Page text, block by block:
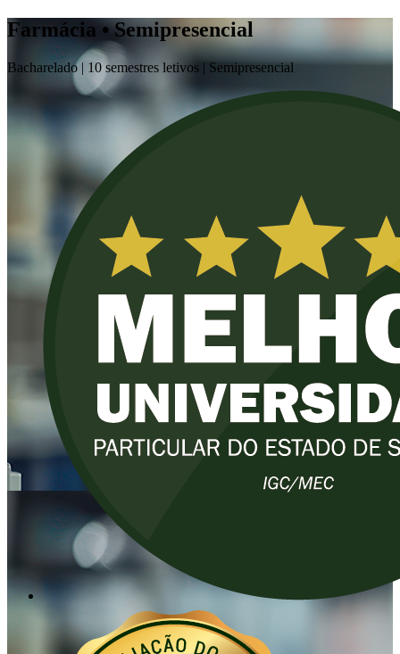
Farmácia • Semipresencial
Bacharelado | 10 semestres letivos | Semipresencial